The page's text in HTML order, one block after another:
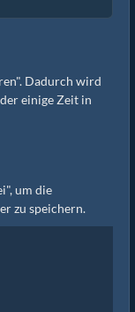
Dadurch wird
einige Zeit in
um die
zu speichern.